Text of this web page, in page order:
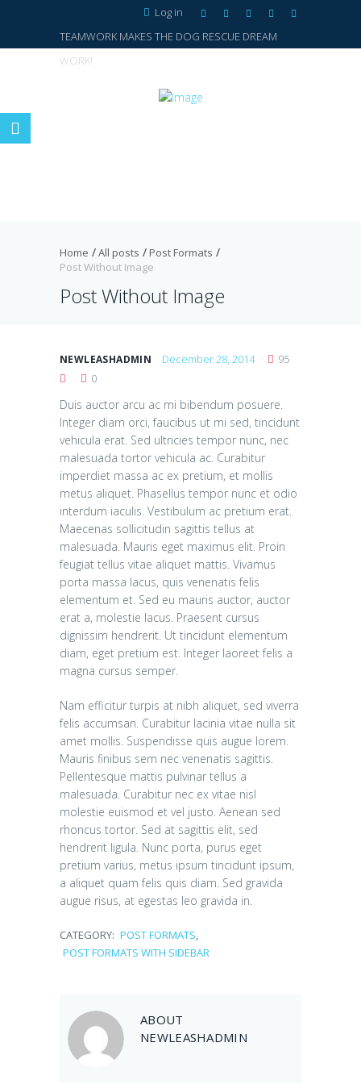
Log in
TEAMWORK MAKES THE DOG RESCUE DREAM
WORK!
Home All posts
Post Formats
Post Without Image
Post Without Image
NEWLEASHADMIN December 28, 2014
95
0
Duis auctor arcu ac mi bibendum posuere.
Integer diam orci, faucibus ut mi sed, tincidunt
vehicula erat. Sed ultricies tempor nunc, nec
malesuada tortor vehicula ac. Curabitur
imperdiet massa ac ex pretium, et mollis
metus aliquet. Phasellus tempor nunc et odio
interdum iaculis. Vestibulum ac pretium erat.
Maecenas sollicitudin sagittis tellus at
malesuada. Mauris eget maximus elit. Proin
feugiat tellus vitae aliquet mattis. Vivamus
porta massa lacus, quis venenatis felis
elementum et. Sed eu mauris auctor, auctor
erat a, molestie lacus. Praesent cursus
dignissim hendrerit. Ut tincidunt elementum
diam, eget pretium est. Integer laoreet felis a
magna cursus semper.
Nam efficitur turpis at nibh aliquet, sed viverra
felis accumsan. Curabitur lacinia vitae nulla sit
amet mollis. Suspendisse quis augue lorem.
Mauris finibus sem nec venenatis sagittis.
Pellentesque mattis pulvinar tellus a
malesuada. Curabitur nec ex vitae nisl
molestie euismod et vel justo. Aenean sed
rhoncus tortor. Sed at sagittis elit, sed
hendrerit ligula. Nunc porta, purus eget
pretium varius, metus ipsum tincidunt ipsum,
a aliquet quam felis quis diam. Sed gravida
augue risus, at egestas leo gravida in.
CATEGORY: POST FORMATS,
POST FORMATS WITH SIDEBAR
ABOUT
NEWLEASHADMIN
Threat
January 14, 2015